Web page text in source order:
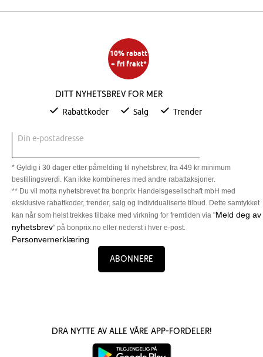
10% rabatt
+ fri frakt*
Ditt nyhetsbrev for mer
Rabattkoder Salg Trender
Din e-postadresse
* Gyldig i 30 dager etter påmelding til nyhetsbrev, fra 449 kr minimum
bestillingsverdi. Kan ikke kombineres med andre rabattaksjoner.
** Du vil motta nyhetsbrevet fra bonprix Handelsgesellschaft mbH med
eksklusive rabattkoder, trender, salg og individualiserte tilbud. Dette samtykket
kan når som helst trekkes tilbake med virkning for fremtiden via "Meld deg av
nyhetsbrev" på bonprix.no eller nederst i hver e-post.
Personvernerklæring
Abonnere
Dra nytte av alle våre app-fordeler!